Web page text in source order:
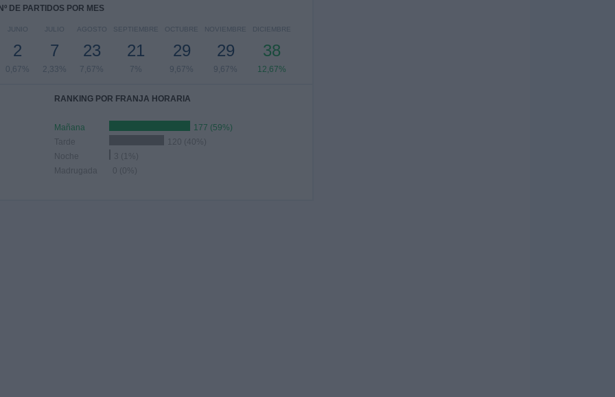
Nº DE PARTIDOS POR MES
JUNIO
2
0,67%
JULIO
7
2,33%
AGOSTO
23
7,67%
SEPTIEMBRE
21
7%
OCTUBRE
29
9,67%
NOVIEMBRE
29
9,67%
DICIEMBRE
38
12,67%
RANKING POR FRANJA HORARIA
Mañana
177 (59%)
Tarde
120 (40%)
Noche
3 (1%)
Madrugada
0 (0%)